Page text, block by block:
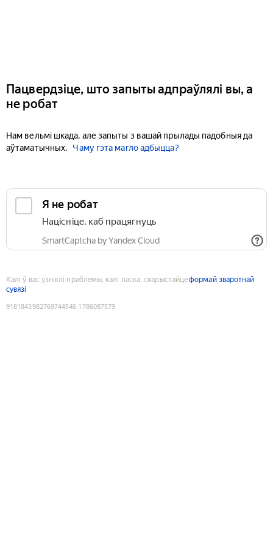
Пацвердзіце, што запыты адпраўлялі вы, а
не робат
Нам вельмі шкада, але запыты з вашай прылады падобныя да
аўтаматычных.
Чаму гэта магло адбыцца?
Я не робат
Націсніце, каб працягнуць
SmartCaptcha by Yandex Cloud
Калі ў вас узніклі праблемы, калі ласка, скарыстайцеформай зваротнай
сувязі
9181843982769744546:1786087579